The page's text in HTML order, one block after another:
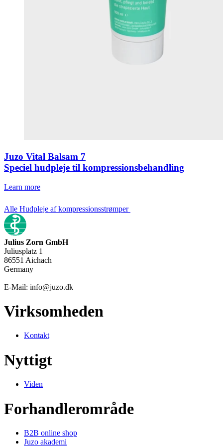
Juzo Vital Balsam 7
Speciel hudpleje til kompressionsbehandling
Learn more
Alle Hudpleje af kompressionsstrømper
Julius Zorn GmbH
Juliusplatz 1
86551 Aichach
Germany
E-Mail: info@juzo.dk
Virksomheden
Kontakt
Nyttigt
Viden
Forhandlerområde
B2B online shop
Juzo akademi